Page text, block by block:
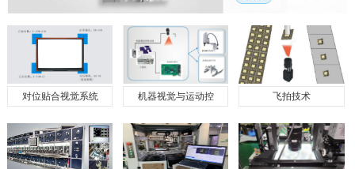
对位贴合视觉系统 机器视觉与运动控 飞拍技术